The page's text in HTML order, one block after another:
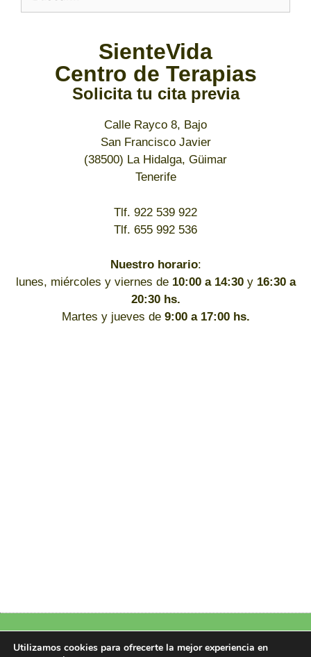
SienteVida
Centro de Terapias
Solicita tu cita previa
Calle Rayco 8, Bajo
San Francisco Javier
(38500) La Hidalga, Güimar
Tenerife
Tlf. 922 539 922
Tlf. 655 992 536
Nuestro horario:
lunes, miércoles y viernes de 10:00 a 14:30y 16:30 a
20:30 hs.
Martes y jueves de 9:00 a 17:00 hs.
Política de Privacidad |Política de Cookies |Aviso Legal|Más información
Utilizamos cookies para ofrecerte la mejor experiencia en